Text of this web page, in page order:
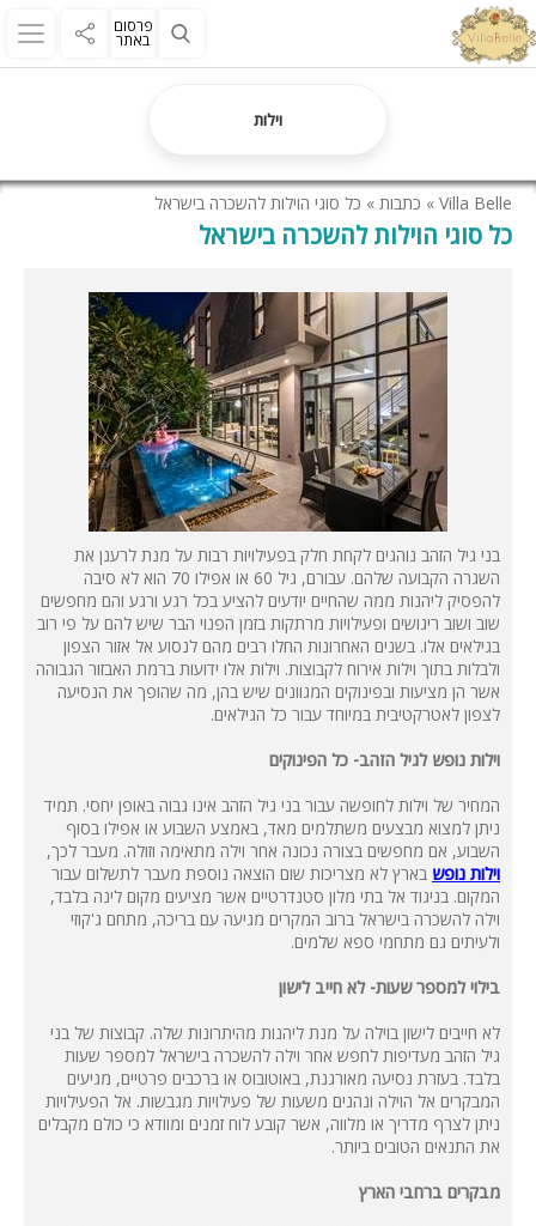
פרסום
באתר
וילות
Villa Belle
» כתבות » כל סוגי הוילות להשכרה בישראל
כל סוגי הוילות להשכרה בישראל
בני גיל הזהב נוהגים לקחת חלק בפעילויות רבות על מנת לרענן את
השגרה הקבועה שלהם. עבורם, גיל 60 או אפילו 70 הוא לא סיבה
להפסיק ליהנות ממה שהחיים יודעים להציע בכל רגע ורגע והם מחפשים
שוב ושוב ריגושים ופעילויות מרתקות בזמן הפנוי הבר שיש להם על פי רוב
בגילאים אלו. בשנים האחרונות החלו רבים מהם לנסוע אל אזור הצפון
ולבלות בתוך וילות אירוח לקבוצות. וילות אלו ידועות ברמת האבזור הגבוהה
אשר הן מציעות ובפינוקים המגוונים שיש בהן, מה שהופך את הנסיעה
לצפון לאטרקטיבית במיוחד עבור כל הגילאים.
וילות נופש לגיל הזהב- כל הפינוקים
המחיר של וילות לחופשה עבור בני גיל הזהב אינו גבוה באופן יחסי. תמיד
ניתן למצוא מבצעים משתלמים מאד, באמצע השבוע או אפילו בסוף
השבוע, אם מחפשים בצורה נכונה אחר וילה מתאימה וזולה. מעבר לכך,
וילות נופש בארץ לא מצריכות שום הוצאה נוספת מעבר לתשלום עבור
המקום. בניגוד אל בתי מלון סטנדרטיים אשר מציעים מקום לינה בלבד,
וילה להשכרה בישראל ברוב המקרים מגיעה עם בריכה, מתחם ג'קוזי
ולעיתים גם מתחמי ספא שלמים.
בילוי למספר שעות- לא חייב לישון
לא חייבים לישון בוילה על מנת ליהנות מהיתרונות שלה. קבוצות של בני
גיל הזהב מעדיפות לחפש אחר וילה להשכרה בישראל למספר שעות
בלבד. בעזרת נסיעה מאורגנת, באוטובוס או ברכבים פרטיים, מגיעים
המבקרים אל הוילה ונהנים משעות של פעילויות מגבשות. אל הפעילויות
ניתן לצרף מדריך או מלווה, אשר קובע לוח זמנים ומוודא כי כולם מקבלים
את התנאים הטובים ביותר.
מבקרים ברחבי הארץ